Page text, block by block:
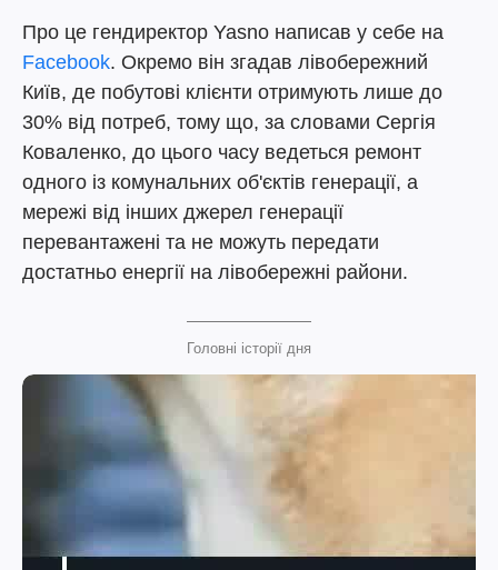
Про це гендиректор Yasno написав у себе на
Facebook. Окремо він згадав лівобережний
Київ, де побутові клієнти отримують лише до
30% від потреб, тому що, за словами Сергія
Коваленко, до цього часу ведеться ремонт
одного із комунальних об'єктів генерації, а
мережі від інших джерел генерації
перевантажені та не можуть передати
достатньо енергії на лівобережні райони.
Головні історії дня